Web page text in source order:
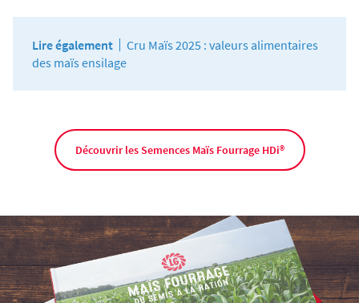
Lire également
Cru Maïs 2025 : valeurs alimentaires
des maïs ensilage
Découvrir les Semences Maïs Fourrage HDi®